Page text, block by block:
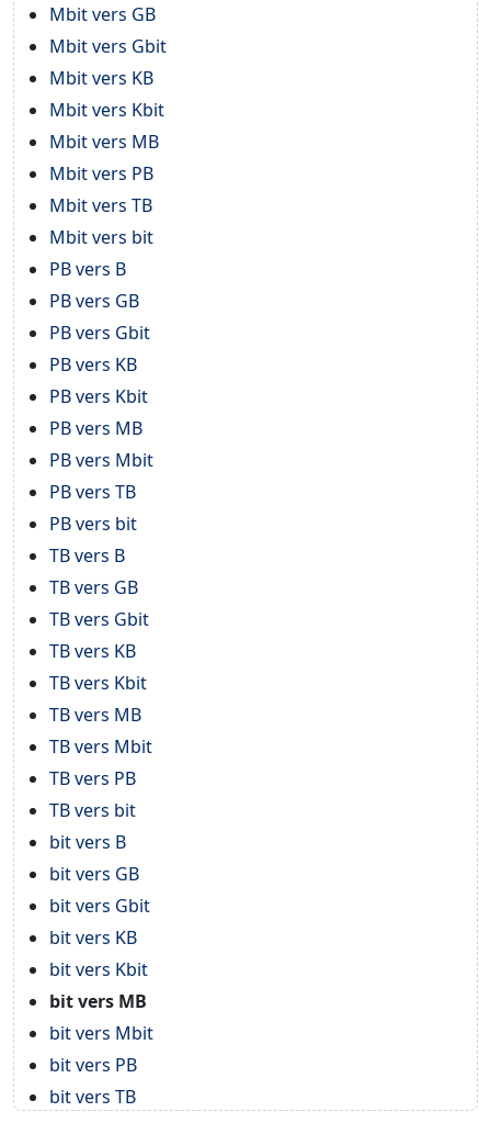
Mbit vers GB
Mbit vers Gbit
Mbit vers KB
Mbit vers Kbit
Mbit vers MB
Mbit vers PB
Mbit vers TB
Mbit vers bit
PB vers B
PB vers GB
PB vers Gbit
PB vers KB
PB vers Kbit
PB vers MB
PB vers Mbit
PB vers TB
PB vers bit
TB vers B
TB vers GB
TB vers Gbit
TB vers KB
TB vers Kbit
TB vers MB
TB vers Mbit
TB vers PB
TB vers bit
bit vers B
bit vers GB
bit vers Gbit
bit vers KB
bit vers Kbit
bit vers MB
bit vers Mbit
bit vers PB
bit vers TB